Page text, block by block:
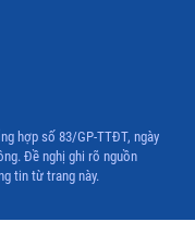
hợp số 83/GP-TTĐT, ngày
Đề nghị ghi rõ nguồn
tin từ trang này.